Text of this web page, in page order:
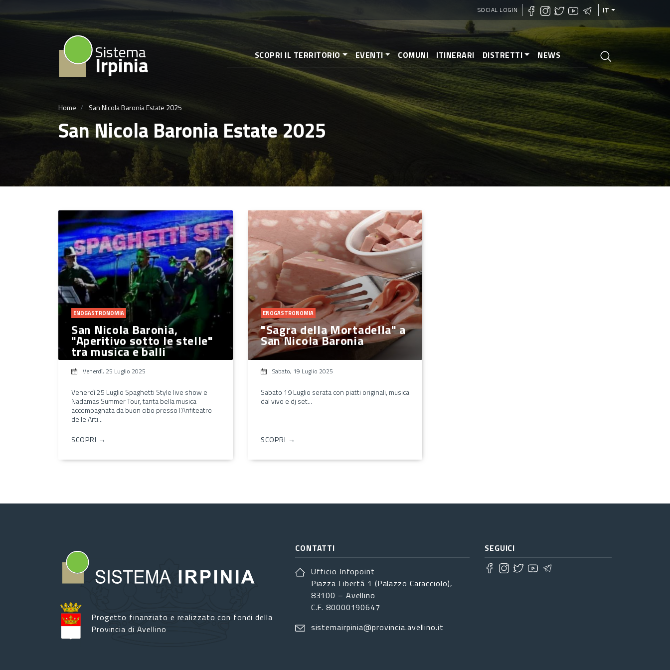
al
contenuto
principale
SOCIAL LOGIN IT
Sistema
Irpinia SCOPRI IL TERRITORIO EVENTI COMUNI ITINERARI DISTRETTI NEWS
Home San Nicola Baronia Estate 2025
San Nicola Baronia Estate 2025
ENOGASTRONOMIA
San Nicola Baronia,
"Aperitivo sotto le stelle"
tra musica e balli
Venerdì, 25 Luglio 2025
Venerdì 25 Luglio Spaghetti Style live show e
Nadamas Summer Tour, tanta bella musica
accompagnata da buon cibo presso l'Anfiteatro
delle Arti...
SCOPRI →
ENOGASTRONOMIA
"Sagra della Mortadella" a
San Nicola Baronia
Sabato, 19 Luglio 2025
Sabato 19 Luglio serata con piatti originali, musica
dal vivo e dj set...
SCOPRI →
Progetto finanziato e realizzato con fondi della
Provincia di Avellino
CONTATTI
Ufficio Infopoint
Piazza Libertá 1 (Palazzo Caracciolo),
83100 – Avellino
C.F. 80000190647
sistemairpinia@provincia.avellino.it
SEGUICI